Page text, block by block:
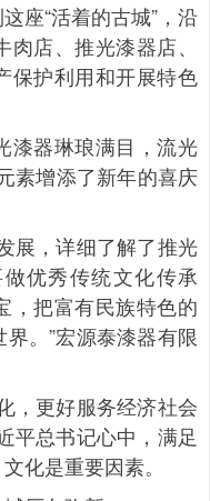
“活着的古城”，沿
店、推光漆器店、
保护利用和开展特色
器琳琅满目，流光
素增添了新年的喜庆
，详细了解了推光
优秀传统文化传承
，把富有民族特色的
。”宏源泰漆器有限
更好服务经济社会
平总书记心中，满足
化是重要因素。